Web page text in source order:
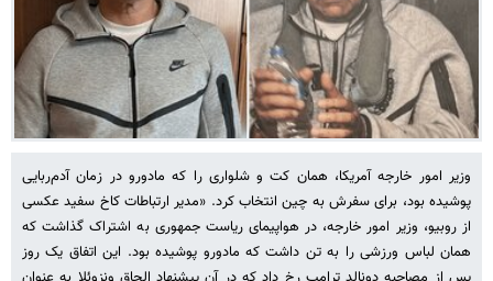
وزیر امور خارجه آمریکا، همان کت و شلواری را که مادورو در زمان آدم‌ربایی
پوشیده بود، برای سفرش به چین انتخاب کرد. «مدیر ارتباطات کاخ سفید عکسی
از روبیو، وزیر امور خارجه، در هواپیمای ریاست جمهوری به اشتراک گذاشت که
همان لباس ورزشی را به تن داشت که مادورو پوشیده بود. این اتفاق یک روز